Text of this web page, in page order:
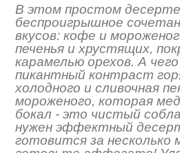
В этом простом
беспроигрышное
вкусов: кофе и
печенья и хрустящих,
карамелью орехов. А
пикантный контраст
холодного и сливочная
мороженого, которая
бокал - это чистый
нужен эффектный
готовится за несколько